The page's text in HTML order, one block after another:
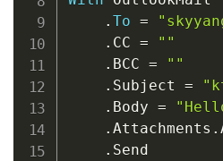
. To =
. CC =
""
. BCC =
""
. Subject =
. Body =
. Attachments .
.